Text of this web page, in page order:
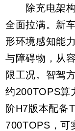
除充电架构
全面拉满。新
形环境感知能
与障碍物，从
限工况。智驾
约200TOPS算
阶H7版本配备
700TOPS，可